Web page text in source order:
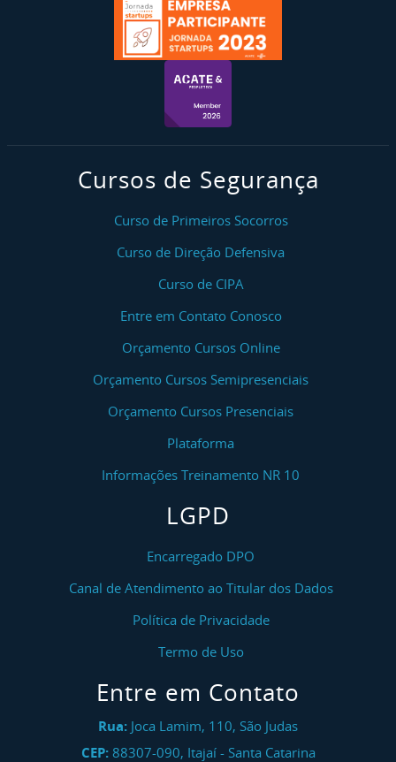
Cursos de Segurança
Curso de Primeiros Socorros
Curso de Direção Defensiva
Curso de CIPA
Entre em Contato Conosco
Orçamento Cursos Online
Orçamento Cursos Semipresenciais
Orçamento Cursos Presenciais
Plataforma
Informações Treinamento NR 10
LGPD
Encarregado DPO
Canal de Atendimento ao Titular dos Dados
Política de Privacidade
Termo de Uso
Entre em Contato
Rua: Joca Lamim, 110, São Judas
CEP: 88307-090, Itajaí- Santa Catarina